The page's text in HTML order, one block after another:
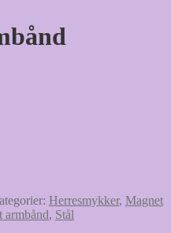
Herresmykker, Magnet
armbånd, Stål